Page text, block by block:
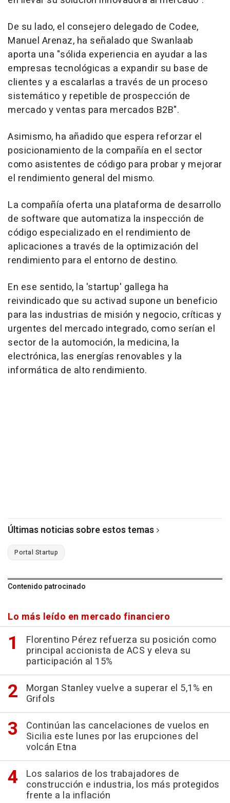
De su lado, el consejero delegado de Codee,
Manuel Arenaz, ha señalado que Swanlaab
aporta una "sólida experiencia en ayudar a las
empresas tecnológicas a expandir su base de
clientes y a escalarlas a través de un proceso
sistemático y repetible de prospección de
mercado y ventas para mercados B2B".
Asimismo, ha añadido que espera reforzar el
posicionamiento de la compañía en el sector
como asistentes de código para probar y mejorar
el rendimiento general del mismo.
La compañía oferta una plataforma de desarrollo
de software que automatiza la inspección de
código especializado en el rendimiento de
aplicaciones a través de la optimización del
rendimiento para el entorno de destino.
En ese sentido, la 'startup' gallega ha
reivindicado que su activad supone un beneficio
para las industrias de misión y negocio, críticas y
urgentes del mercado integrado, como serían el
sector de la automoción, la medicina, la
electrónica, las energías renovables y la
informática de alto rendimiento.
Últimas noticias sobre estos temas
Portal Startup
Contenido patrocinado
Lo más leído en mercado financiero
Florentino Pérez refuerza su posición como
principal accionista de ACS y eleva su
participación al 15%
Morgan Stanley vuelve a superar el 5,1% en
Grifols
Continúan las cancelaciones de vuelos en
Sicilia este lunes por las erupciones del
volcán Etna
Los salarios de los trabajadores de
construcción e industria, los más protegidos
frente a la inflación